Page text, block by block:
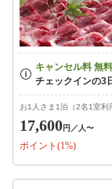
お1人さま1泊（2名1室利
17,600円 ／人〜
ポイント(1%)